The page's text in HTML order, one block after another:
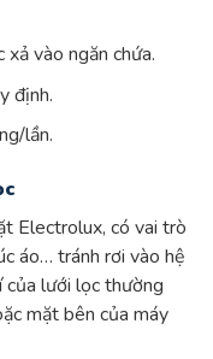
vào ngăn chứa.
định.
lần.
Electrolux, có vai trò
áo… tránh rơi vào hệ
lưới lọc thường
mặt bên của máy